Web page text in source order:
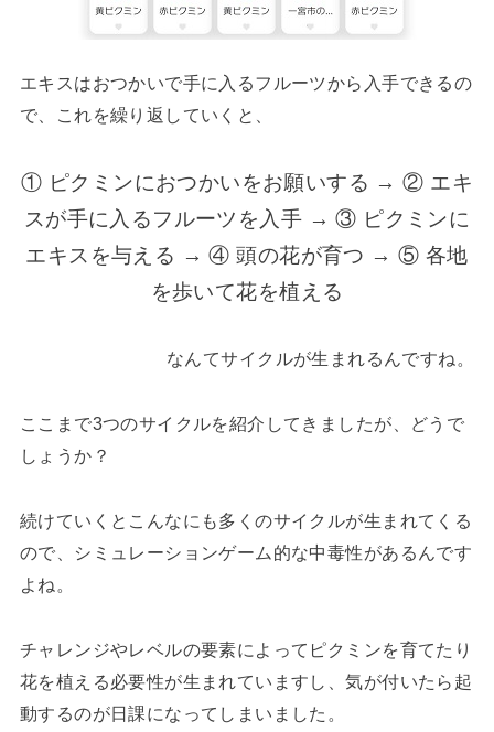
エキスはおつかいで手に入るフルーツから入手できるの
で、これを繰り返していくと、
① ピクミンにおつかいをお願いする → ② エキ
スが手に入るフルーツを入手 → ③ ピクミンに
エキスを与える → ④ 頭の花が育つ → ⑤ 各地
を歩いて花を植える
なんてサイクルが生まれるんですね。
ここまで3つのサイクルを紹介してきましたが、どうで
しょうか？
続けていくとこんなにも多くのサイクルが生まれてくる
ので、シミュレーションゲーム的な中毒性があるんです
よね。
チャレンジやレベルの要素によってピクミンを育てたり
花を植える必要性が生まれていますし、気が付いたら起
動するのが日課になってしまいました。